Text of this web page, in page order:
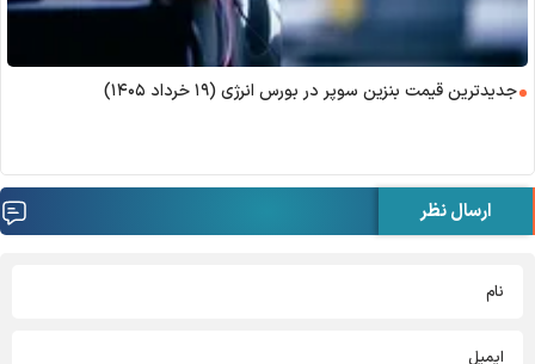
جدیدترین قیمت بنزین سوپر در بورس انرژی (۱۹ خرداد ۱۴۰۵)
ارسال نظر